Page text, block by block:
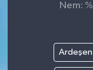
Nem:
Ardeşen